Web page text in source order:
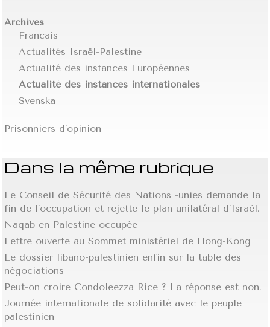
Archives
Français
Actualités Israël-Palestine
Actualité des instances Européennes
Actualité des instances internationales
Svenska
Prisonniers d’opinion
Dans la même rubrique
Le Conseil de Sécurité des Nations -unies demande la
fin de l’occupation et rejette le plan unilatéral d’Israël.
Naqab en Palestine occupée
Lettre ouverte au Sommet ministériel de Hong-Kong
Le dossier libano-palestinien enfin sur la table des
négociations
Peut-on croire Condoleezza Rice ? La réponse est non.
Journée internationale de solidarité avec le peuple
palestinien